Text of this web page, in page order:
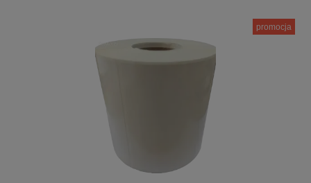
promocja